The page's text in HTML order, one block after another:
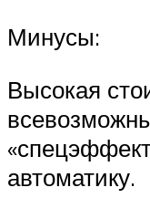
Минусы:
Высокая
автоматику.